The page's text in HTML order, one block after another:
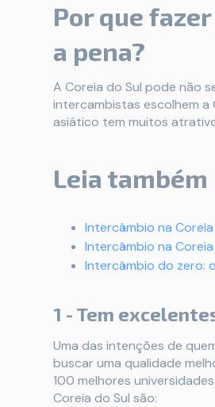
Por que
a pena?
A Coreia do Sul pode não
intercambistas escolhem a
asiático tem muitos
Leia também
Intercâmbio na Coreia
Intercâmbio na
Intercâmbio do zero:
1 - Tem
Uma das intenções de
buscar uma qualidade
100 melhores
Coreia do Sul são: